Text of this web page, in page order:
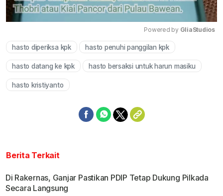
Powered by GliaStudios
hasto diperiksa kpk hasto penuhi panggilan kpk
hasto datang ke kpk hasto bersaksi untuk harun masiku
hasto kristiyanto
Berita Terkait
Di Rakernas, Ganjar Pastikan PDIP Tetap Dukung Pilkada
Secara Langsung